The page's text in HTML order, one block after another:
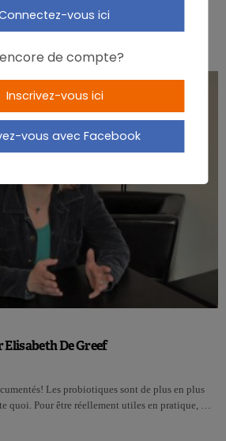
la vidéo de notre expert sur les probiotiques…
De Greef
Les probiotiques sont de plus en plus
quoi. Pour être réellement utiles en pratique, …
vous ici
de compte?
Inscrivez-vous ici
vous avec Facebook